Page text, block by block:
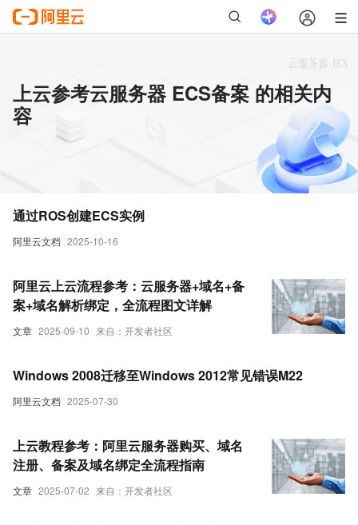
上云参考云服务器 ECS备案 的相关内
容
阿里云文档 2025-10-16
通过ROS创建ECS实例
文章 2025-09-10 来自：开发者社区
阿里云上云流程参考：云服务器+域名+备
案+域名解析绑定，全流程图文详解
阿里云文档 2025-07-30
Windows 2008迁移至Windows 2012常见错误M22
文章 2025-07-02 来自：开发者社区
上云教程参考：阿里云服务器购买、域名
注册、备案及域名绑定全流程指南